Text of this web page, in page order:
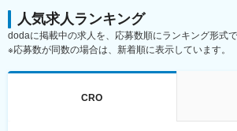
就業について力を入れている企業です。
■特徴：
(1)充実した教育体制：
・製品研修（約2週間～2ヶ月、プロジェク
エンテーション後に配属先プロジェクトの
・継続教育：入社時に配属先の製薬会社で
人気求人ランキング
dodaに掲載中の求人を、応募数順にランキング形式で
※応募数が同数の場合は、新着順に表示しています。
CRO